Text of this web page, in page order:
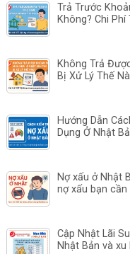
Trả Trước
Không? Chi Phí
Không Trả
Bị Xử Lý Thế
Hướng Dẫn
Dụng Ở Nhật
Nợ xấu ở Nhật
nợ xấu bạn cần
Cập Nhật Lãi
Nhật Bản và